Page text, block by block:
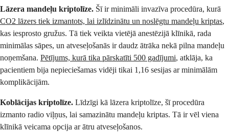
Lāzera mandeļu kriptolīze. Šī ir minimāli invazīva procedūra, kurā
CO2 lāzers tiek izmantots, lai izlīdzinātu un noslēgtu mandeļu kriptas,
kas iesprosto gružus. Tā tiek veikta vietējā anestēzijā klīnikā, rada
minimālas sāpes, un atveseļošanās ir daudz ātrāka nekā pilna mandeļu
noņemšana. Pētījums, kurā tika pārskatīti 500 gadījumi, atklāja, ka
pacientiem bija nepieciešamas vidēji tikai 1,16 sesijas ar minimālām
komplikācijām.
Koblācijas kriptolīze. Līdzīgi kā lāzera kriptolīze, šī procedūra
izmanto radio viļņus, lai samazinātu mandeļu kriptas. Tā ir vēl viena
klīnikā veicama opcija ar ātru atveseļošanos.